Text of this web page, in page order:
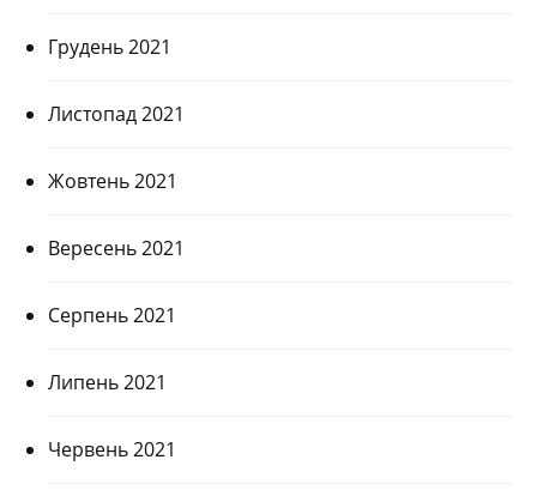
Грудень 2021
Листопад 2021
Жовтень 2021
Вересень 2021
Серпень 2021
Липень 2021
Червень 2021